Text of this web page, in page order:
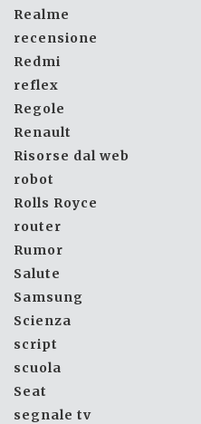
Realme
recensione
Redmi
reflex
Regole
Renault
Risorse dal web
robot
Rolls Royce
router
Rumor
Salute
Samsung
Scienza
script
scuola
Seat
segnale tv